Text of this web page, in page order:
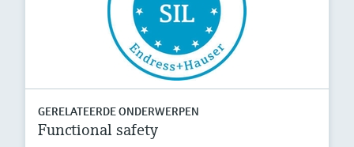
GERELATEERDE ONDERWERPEN
Functional safety